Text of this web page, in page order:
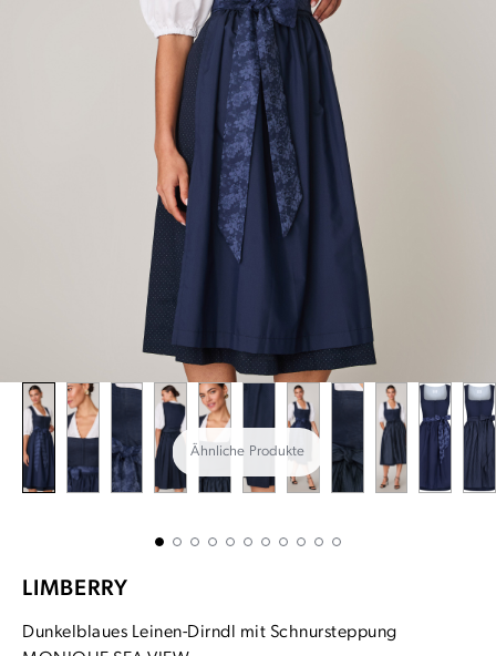
Ähnliche Produkte
LIMBERRY
Dunkelblaues Leinen-Dirndl mit Schnursteppung